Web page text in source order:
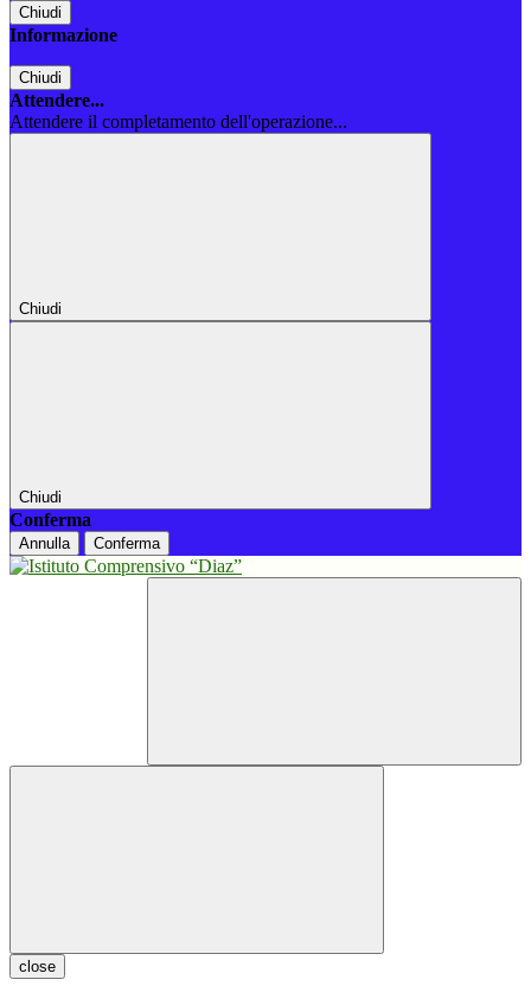
Chiudi
Informazione
Chiudi
Attendere...
Attendere il completamento dell'operazione...
Chiudi
Chiudi
Conferma
Annulla Conferma
close